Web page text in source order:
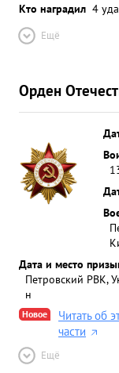
Кто наградил 4
Ещё
Орден
Дата и место
Петровский РВК,
н
Новое
Читать об
части
Ещё